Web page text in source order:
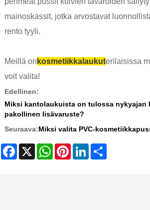
mainoskassit, jotka arvostavat
rento tyyli.
Meillä on kosmetiikkalaukuterilaisissa
voit valita!
Edellinen:
Miksi kantolaukuista on tulossa nykyajan
pakollinen lisävaruste?
Seuraava:Miksi valita PVC-
Facebook
X WhatsAppPinterestLinkedIn